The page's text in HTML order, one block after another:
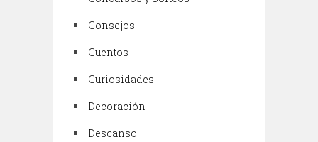
Consejos
Cuentos
Curiosidades
Decoración
Descanso